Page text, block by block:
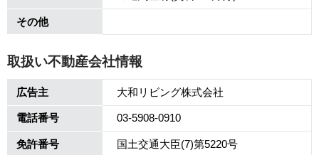
その他
取扱い不動産会社情報
広告主 大和リビング株式会社
電話番号 03-5908-0910
免許番号 国土交通大臣(7)第5220号